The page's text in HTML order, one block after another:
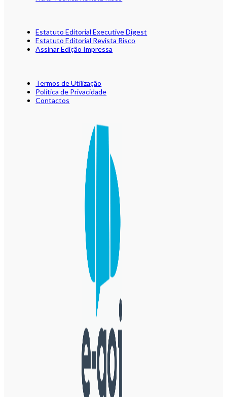
Estatuto Editorial Executive Digest
Estatuto Editorial Revista Risco
Assinar Edição Impressa
Termos de Utilização
Política de Privacidade
Contactos